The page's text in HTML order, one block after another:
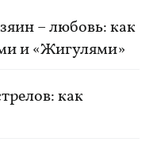
– любовь: как
и «Жигулями»
как